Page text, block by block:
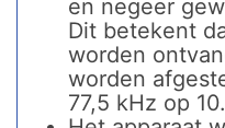
en negeer
Dit betekent
worden
worden
77,5 kHz op